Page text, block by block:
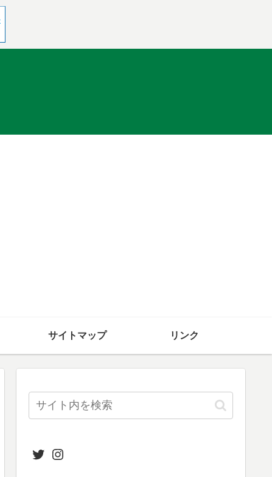
サイトマップ リンク
Twitter